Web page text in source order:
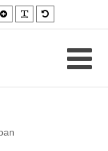
Nagyobb
betűméret